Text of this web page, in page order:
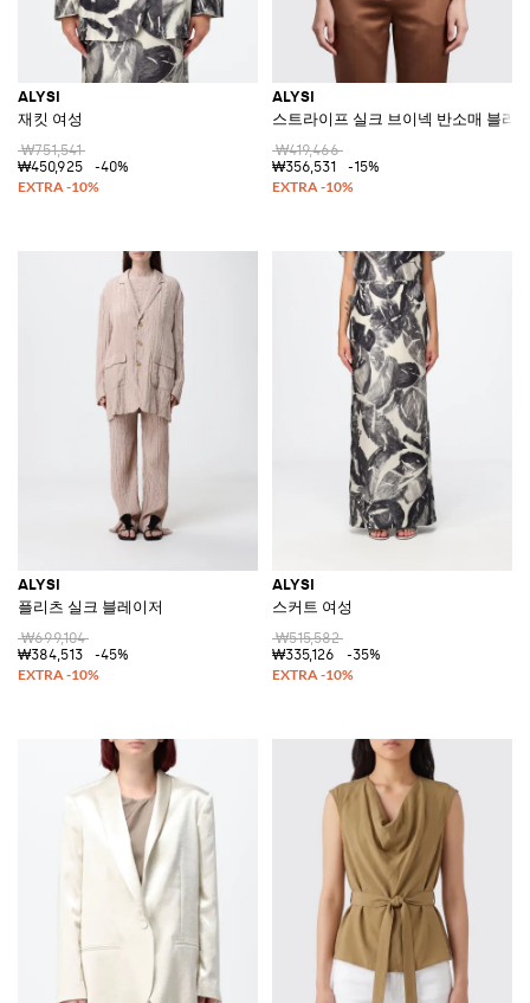
ALYSI
재킷 여성
₩751,541
₩450,925
-40%
ALYSI
스트라이프 실크 브이넥 반소매 블라
₩419,466
₩356,531
-15%
ALYSI
플리츠 실크 블레이저
₩699,104
₩384,513
-45%
ALYSI
스커트 여성
₩515,582
₩335,126
-35%